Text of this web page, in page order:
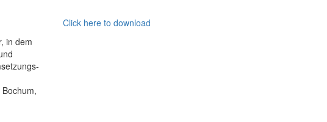
in dem
Click here to download